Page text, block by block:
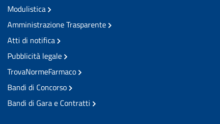
Modulistica
Amministrazione Trasparente
Atti di notifica
Pubblicità legale
TrovaNormeFarmaco
Bandi di Concorso
Bandi di Gara e Contratti